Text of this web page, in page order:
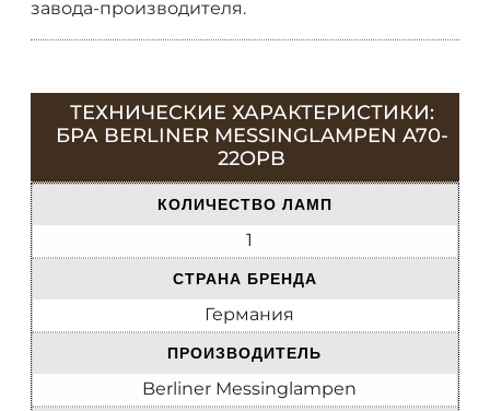
завода-производителя.
ТЕХНИЧЕСКИЕ ХАРАКТЕРИСТИКИ:
БРА BERLINER MESSINGLAMPEN A70-
22OPB
КОЛИЧЕСТВО ЛАМП
1
СТРАНА БРЕНДА
Германия
ПРОИЗВОДИТЕЛЬ
Berliner Messinglampen